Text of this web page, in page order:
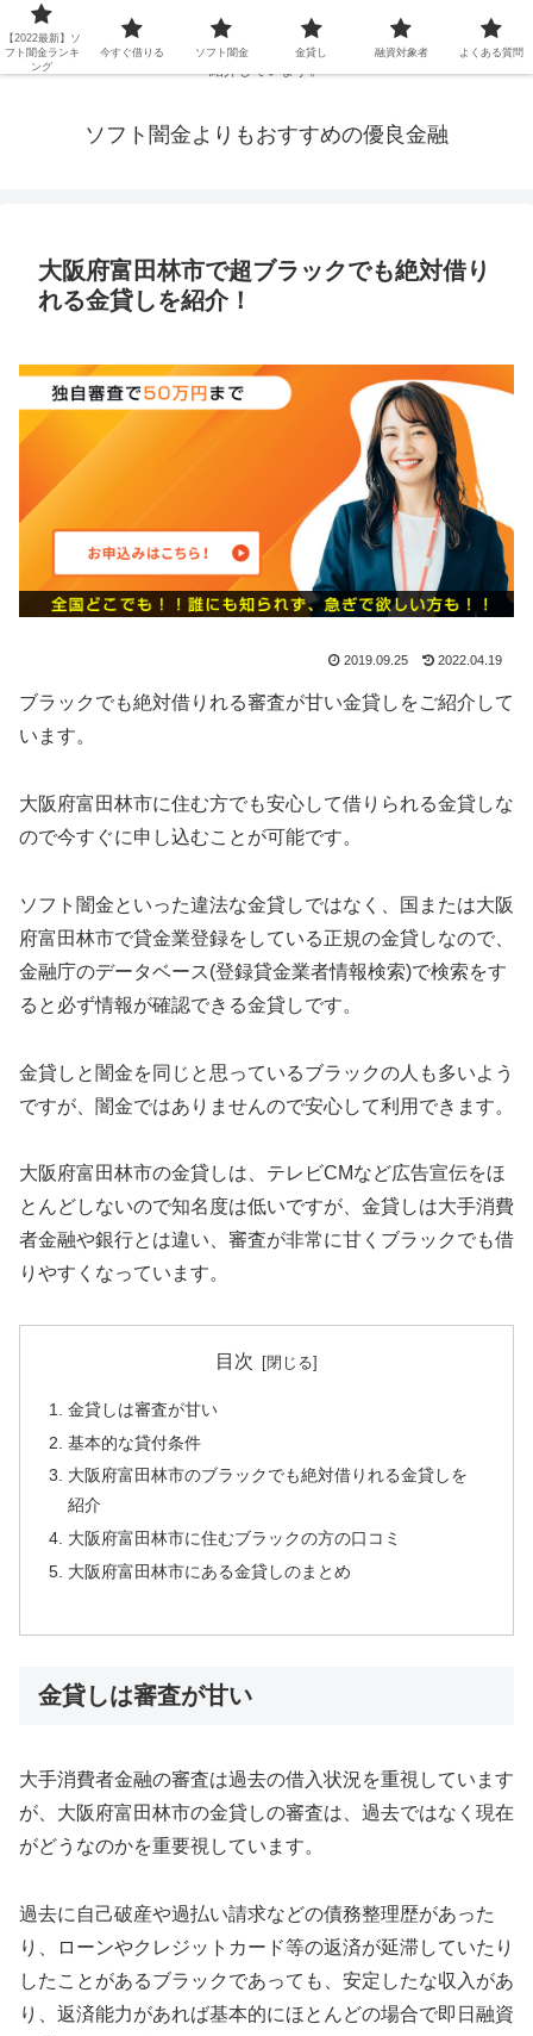
延滞ブラックや年金・生活保護・主婦・パート・派遣など消費者金融でお金を
借りられないブラックの方でも、即日融資で借りられる審査が甘い優良街金を
紹介しています。
ソフト闇金よりもおすすめの優良金融
大阪府富田林市で超ブラックでも絶対借り
れる金貸しを紹介！
2019.09.25 2022.04.19
ブラックでも絶対借りれる審査が甘い金貸しをご紹介して
います。
大阪府富田林市に住む方でも安心して借りられる金貸しな
ので今すぐに申し込むことが可能です。
ソフト闇金といった違法な金貸しではなく、国または大阪
府富田林市で貸金業登録をしている正規の金貸しなので、
金融庁のデータベース(登録貸金業者情報検索)で検索をす
ると必ず情報が確認できる金貸しです。
金貸しと闇金を同じと思っているブラックの人も多いよう
ですが、闇金ではありませんので安心して利用できます。
大阪府富田林市の金貸しは、テレビCMなど広告宣伝をほ
とんどしないので知名度は低いですが、金貸しは大手消費
者金融や銀行とは違い、審査が非常に甘くブラックでも借
りやすくなっています。
目次
金貸しは審査が甘い
基本的な貸付条件
大阪府富田林市のブラックでも絶対借りれる金貸しを
紹介
大阪府富田林市に住むブラックの方の口コミ
大阪府富田林市にある金貸しのまとめ
金貸しは審査が甘い
大手消費者金融の審査は過去の借入状況を重視しています
が、大阪府富田林市の金貸しの審査は、過去ではなく現在
がどうなのかを重要視しています。
過去に自己破産や過払い請求などの債務整理歴があった
り、ローンやクレジットカード等の返済が延滞していたり
したことがあるブラックであっても、安定したな収入があ
り、返済能力があれば基本的にほとんどの場合で即日融資
【2022最新】ソ
フト闇金ランキ
ング
今すぐ借りる ソフト闇金 金貸し 融資対象者 よくある質問